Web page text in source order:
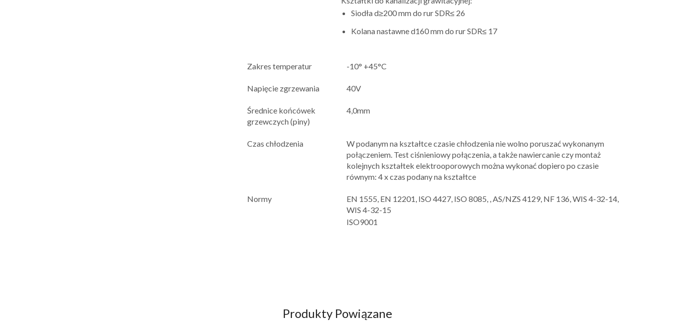
Siodła d≥200 mm do rur SDR≤ 26
Kolana nastawne d160 mm do rur SDR≤ 17
Zakres temperatur -10° +45°C
Napięcie zgrzewania 40V
Średnice końcówek
grzewczych (piny)
4,0mm
Czas chłodzenia
W podanym na kształtce czasie chłodzenia nie wolno poruszać wykonanym
połączeniem. Test ciśnieniowy połączenia, a także nawiercanie czy montaż
kolejnych kształtek elektrooporowych można wykonać dopiero po czasie
równym: 4 x czas podany na kształtce
Normy
EN 1555, EN 12201, ISO 4427, ISO 8085, , AS/NZS 4129, NF 136, WIS 4-32-14,
WIS 4-32-15
ISO9001
Produkty Powiązane